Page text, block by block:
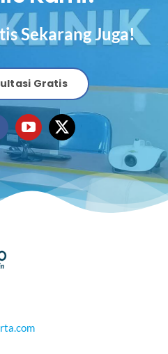
Sekarang Juga!
Gratis